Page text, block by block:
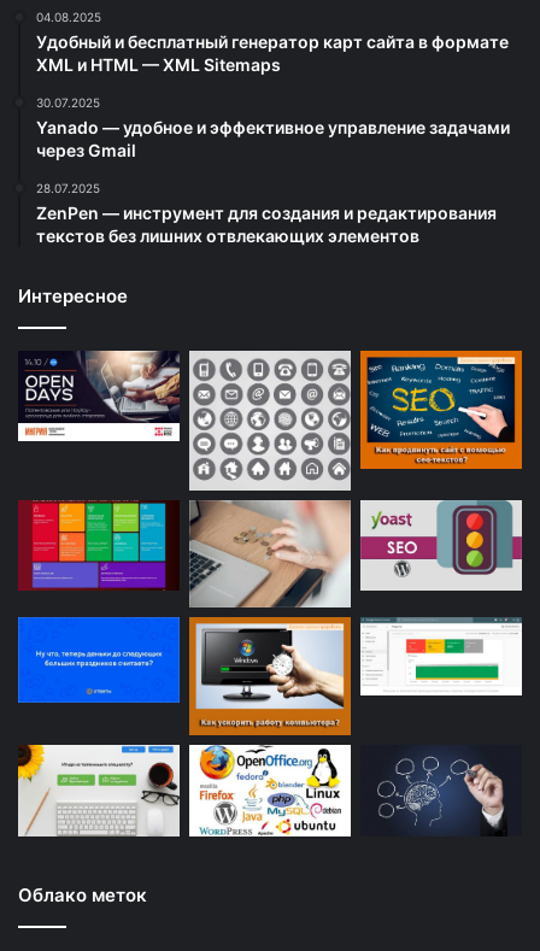
04.08.2025
Удобный и бесплатный генератор карт сайта в формате
XML и HTML — XML Sitemaps
30.07.2025
Yanado — удобное и эффективное управление задачами
через Gmail
28.07.2025
ZenPen — инструмент для создания и редактирования
текстов без лишних отвлекающих элементов
Интересное
Облако меток